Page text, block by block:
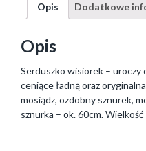
Opis Dodatkowe
Opis
Serduszko wisiorek – uroczy
ceniące ładną oraz
mosiądz, ozdobny sznurek,
sznurka – ok. 60cm.